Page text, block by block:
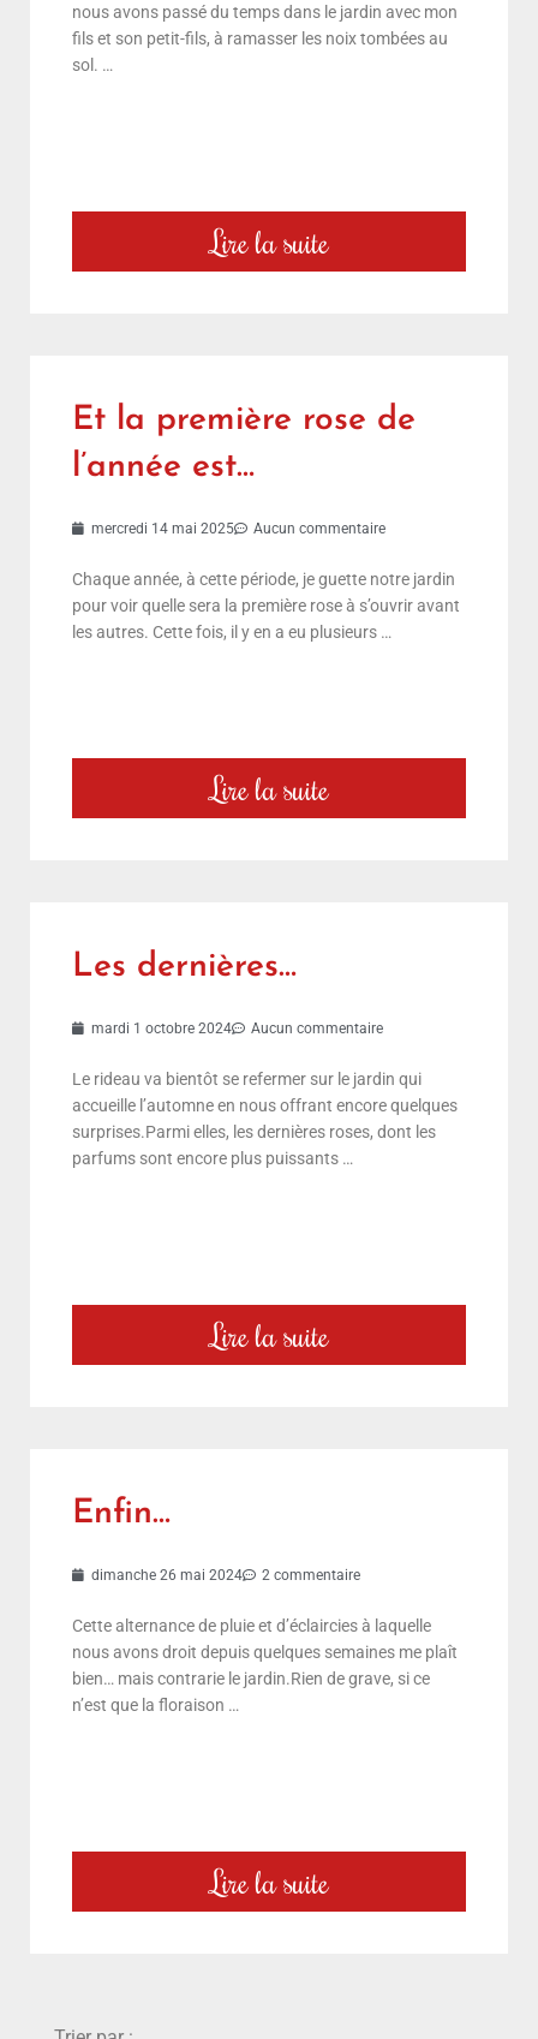
nous avons passé du temps dans le jardin avec mon
fils et son petit-fils, à ramasser les noix tombées au
sol. …
Lire la suite
Et la première rose de
l’année est…
mercredi 14 mai 2025 Aucun commentaire
Chaque année, à cette période, je guette notre jardin
pour voir quelle sera la première rose à s’ouvrir avant
les autres. Cette fois, il y en a eu plusieurs …
Lire la suite
Les dernières…
mardi 1 octobre 2024 Aucun commentaire
Le rideau va bientôt se refermer sur le jardin qui
accueille l’automne en nous offrant encore quelques
surprises.Parmi elles, les dernières roses, dont les
parfums sont encore plus puissants …
Lire la suite
Enfin…
dimanche 26 mai 2024 2 commentaire
Cette alternance de pluie et d’éclaircies à laquelle
nous avons droit depuis quelques semaines me plaît
bien… mais contrarie le jardin.Rien de grave, si ce
n’est que la floraison …
Lire la suite